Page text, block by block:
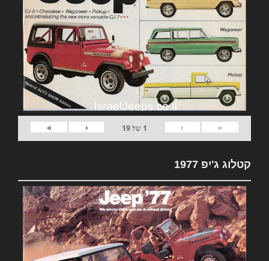
«
‹
1 של19
›
»
קטלוג ג'יפ 1977